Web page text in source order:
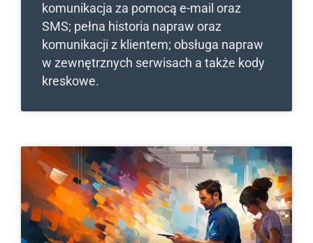
komunikacja za pomocą e-mail oraz
SMS; pełna historia napraw oraz
komunikacji z klientem; obsługa napraw
w zewnętrznych serwisach a także kody
kreskowe.